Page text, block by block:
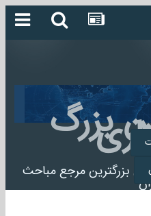
بزرگ
بزرگترین مرجع مباحث